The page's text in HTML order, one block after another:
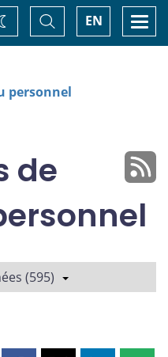
EN
Basculer
la
recherche
Changez
de
personnel
de
(595)